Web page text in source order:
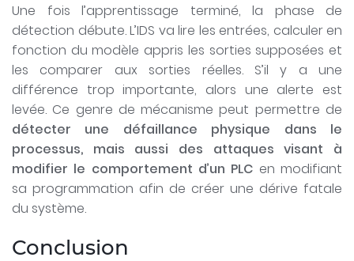
Une fois l’apprentissage terminé, la phase de
détection débute. L’IDS va lire les entrées, calculer en
fonction du modèle appris les sorties supposées et
les comparer aux sorties réelles. S’il y a une
différence trop importante, alors une alerte est
levée. Ce genre de mécanisme peut permettre de
détecter une défaillance physique dans le
processus, mais aussi des attaques visant à
modifier le comportement d’un PLC en modifiant
sa programmation afin de créer une dérive fatale
du système.
Conclusion